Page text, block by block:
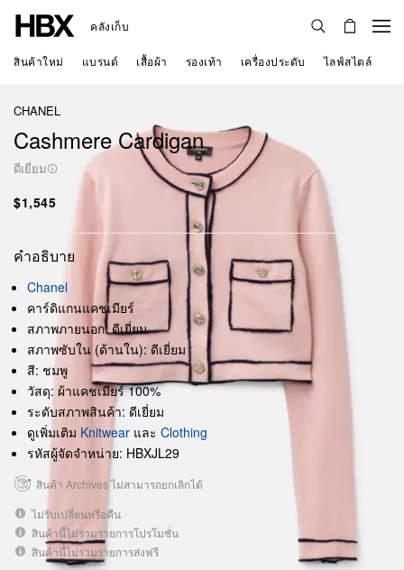
คลังเก็บ
สินค้าใหม่ แบรนด์ เสื้อผ้า รองเท้า เครื่องประดับ ไลฟ์สไตล์
CHANEL
Cashmere Cardigan
ดีเยี่ยม
$1,545
คำอธิบาย
Chanel
คาร์ดิแกนแคชเมียร์
สภาพภายนอก: ดีเยี่ยม
สภาพซับใน (ด้านใน): ดีเยี่ยม
สี: ชมพู
วัสดุ: ผ้าแคชเมียร์ 100%
ระดับสภาพสินค้า: ดีเยี่ยม
ดูเพิ่มเติม Knitwear และ Clothing
รหัสผู้จัดจำหน่าย: HBXJL29
สินค้า Archives ไม่สามารถยกเลิกได้
ไม่รับเปลี่ยนหรือคืน
สินค้านี้ไม่ร่วมรายการโปรโมชั่น
สินค้านี้ไม่ร่วมรายการส่งฟรี